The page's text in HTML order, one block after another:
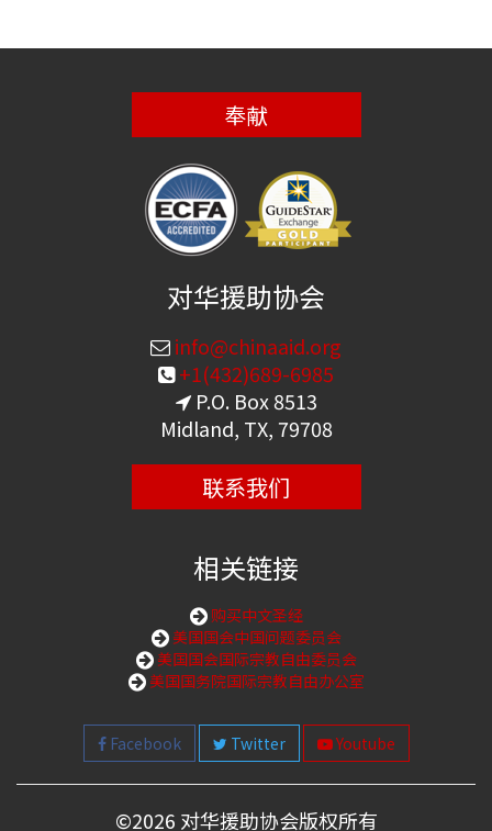
奉献
对华援助协会
info@chinaaid.org
+1(432)689-6985
P.O. Box 8513
Midland, TX, 79708
联系我们
相关链接
购买中文圣经
美国国会中国问题委员会
美国国会国际宗教自由委员会
美国国务院国际宗教自由办公室
Facebook Twitter Youtube
©2026 对华援助协会版权所有